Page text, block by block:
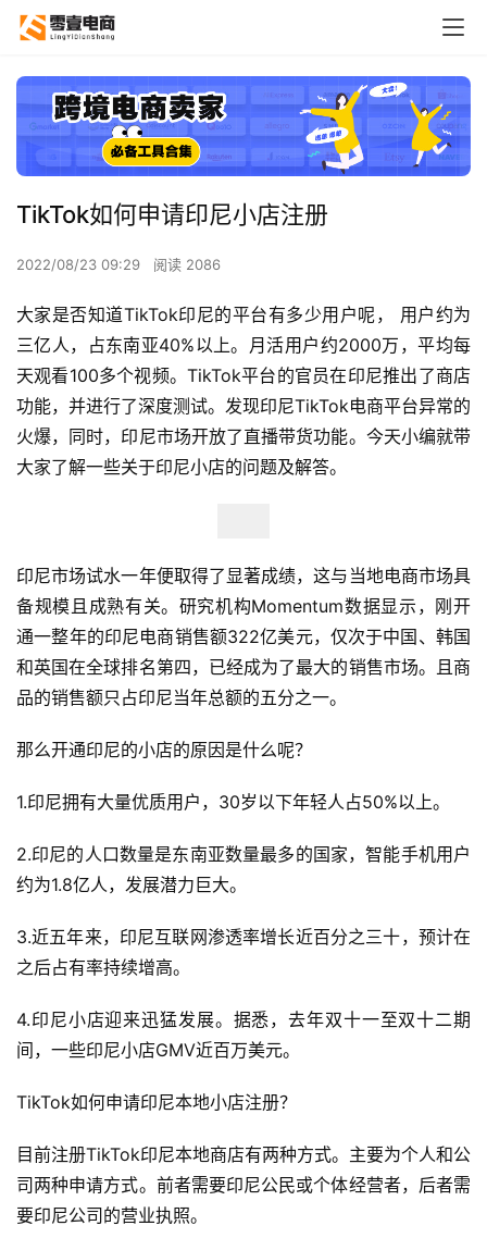
首
页
全
球
TikTok如何申请印尼小店注册
2022/08/23 09:29 阅读 2086
大家是否知道TikTok印尼的平台有多少用户呢， 用户约为
三亿人，占东南亚40%以上。月活用户约2000万，平均每
天观看100多个视频。TikTok平台的官员在印尼推出了商店
功能，并进行了深度测试。发现印尼TikTok电商平台异常的
火爆，同时，印尼市场开放了直播带货功能。今天小编就带
大家了解一些关于印尼小店的问题及解答。
印尼市场试水一年便取得了显著成绩，这与当地电商市场具
备规模且成熟有关。研究机构Momentum数据显示，刚开
通一整年的印尼电商销售额322亿美元，仅次于中国、韩国
和英国在全球排名第四，已经成为了最大的销售市场。且商
品的销售额只占印尼当年总额的五分之一。
那么开通印尼的小店的原因是什么呢？
1.印尼拥有大量优质用户，30岁以下年轻人占50%以上。
2.印尼的人口数量是东南亚数量最多的国家，智能手机用户
约为1.8亿人，发展潜力巨大。
3.近五年来，印尼互联网渗透率增长近百分之三十，预计在
之后占有率持续增高。
4.印尼小店迎来迅猛发展。据悉，去年双十一至双十二期
间，一些印尼小店GMV近百万美元。
TikTok如何申请印尼本地小店注册？
目前注册TikTok印尼本地商店有两种方式。主要为个人和公
司两种申请方式。前者需要印尼公民或个体经营者，后者需
要印尼公司的营业执照。